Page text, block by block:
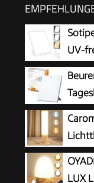
UV-
Touch-Control
einen
Human
Arbeitsplatz
LUX